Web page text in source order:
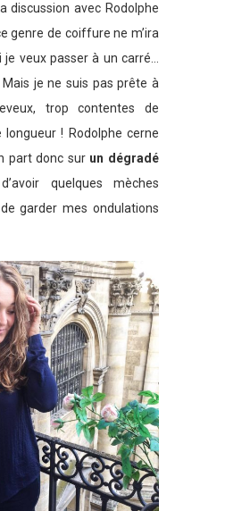
discussion avec Rodolphe
genre de coiffure ne m’ira
veux passer à un carré…
je ne suis pas prête à
trop contentes de
! Rodolphe cerne
part donc sur un dégradé
quelques mèches
garder mes ondulations